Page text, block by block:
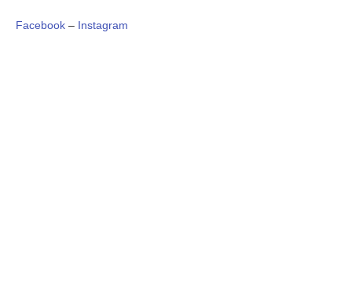
Facebook – Instagram